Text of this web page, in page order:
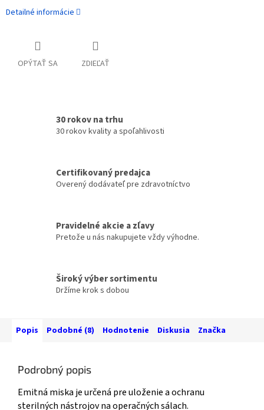
Detailné informácie
OPÝTAŤ SA ZDIEĽAŤ
30 rokov na trhu
30 rokov kvality a spoľahlivosti
Certifikovaný predajca
Overený dodávateľ pre zdravotníctvo
Pravidelné akcie a zľavy
Pretože u nás nakupujete vždy výhodne.
Široký výber sortimentu
Držíme krok s dobou
Popis Podobné (8) Hodnotenie Diskusia Značka
Podrobný popis
Emitná miska je určená pre uloženie a ochranu
sterilných nástrojov na operačných sálach.